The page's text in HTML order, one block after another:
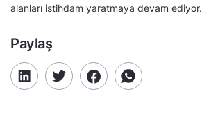
alanları istihdam yaratmaya devam ediyor.
Paylaş